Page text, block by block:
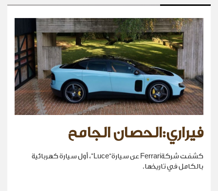
فيراري:الحصان الجامح
كشفت شركةFerrari عن سيارة“Luce”، أول سيارة كهربائية
بالكامل في تاريخها.